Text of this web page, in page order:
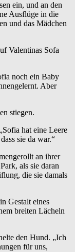
ein, und an den
Ausflüge in die
und das Mädchen
Valentinas Sofa
noch ein Baby
Aber
stiegen.
hat eine Leere
sie da war.“
an ihrer
als sie daran
die sie damals
Gestalt eines
breiten Lächeln
den Hund. „Ich
für uns,